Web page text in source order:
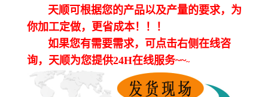
天顺可根据您的产品以及产量的要求，为
你加工定做，更省成本！！！
如果您有需要需求，可点击右侧在线咨
询，天顺为您提供24H在线服务~~~